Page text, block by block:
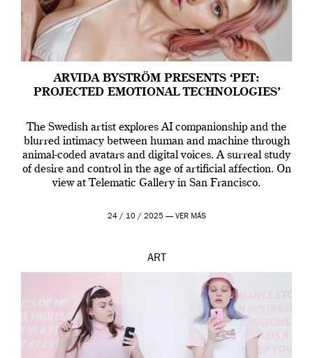
ARVIDA BYSTRÖM PRESENTS ‘PET:
PROJECTED EMOTIONAL TECHNOLOGIES’
The Swedish artist explores AI companionship and the
blurred intimacy between human and machine through
animal-coded avatars and digital voices. A surreal study
of desire and control in the age of artificial affection. On
view at Telematic Gallery in San Francisco.
24 / 10 / 2025 — VER MÁS
ART